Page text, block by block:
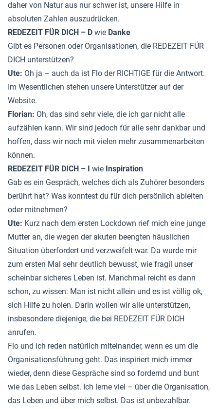
daher von Natur aus nur schwer ist, unsere Hilfe in
absoluten Zahlen auszudrücken.
REDEZEIT FÜR DICH – D wie Danke
Gibt es Personen oder Organisationen, die REDEZEIT FÜR
DICH unterstützen?
Ute: Oh ja – auch da ist Flo der RICHTIGE für die Antwort.
Im Wesentlichen stehen unsere Unterstützer auf der
Website.
Florian: Oh, das sind sehr viele, die ich gar nicht alle
aufzählen kann. Wir sind jedoch für alle sehr dankbar und
hoffen, dass wir noch mit vielen mehr zusammenarbeiten
können.
REDEZEIT FÜR DICH – I wie Inspiration
Gab es ein Gespräch, welches dich als Zuhörer besonders
berührt hat? Was konntest du für dich persönlich ableiten
oder mitnehmen?
Ute: Kurz nach dem ersten Lockdown rief mich eine junge
Mutter an, die wegen der akuten beengten häuslichen
Situation überfordert und verzweifelt war. Da wurde mir
zum ersten Mal sehr deutlich bewusst, wie fragil unser
scheinbar sicheres Leben ist. Manchmal reicht es dann
schon, zu wissen: Man ist nicht allein und es ist völlig ok,
sich Hilfe zu holen. Darin wollen wir alle unterstützen,
insbesondere diejenige, die bei REDEZEIT FÜR DICH
anrufen.
Flo und ich reden natürlich miteinander, wenn es um die
Organisationsführung geht. Das inspiriert mich immer
wieder, denn diese Gespräche sind so fordernd und bunt
wie das Leben selbst. Ich lerne viel – über die Organisation,
das Leben und über mich selbst. Das ist unbezahlbar.